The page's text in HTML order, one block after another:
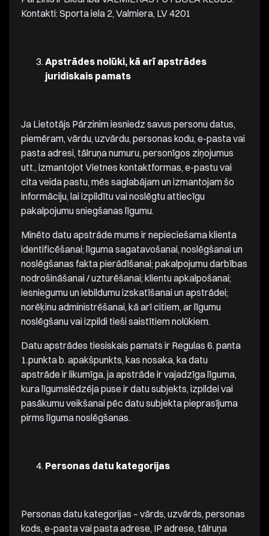
Kontakti: Sporta iela 2, Valmiera, LV 4201
Apstrādes nolūki, kā arī apstrādes
juridiskais pamats
Ja Lietotājs Pārzinim iesniedz savus personu datus,
piemēram, vārdu, uzvārdu, personas kodu, e-pasta vai
pasta adresi, tālruņa numuru, personīgos ziņojumus
utt., izmantojot Vietnes kontaktformas, e-pastu vai
cita veida pastu, mēs saglabājam un izmantojam šo
informāciju, lai izpildītu vai noslēgtu attiecīgu
pakalpojumu sniegšanas līgumu.
Minēto datu apstrāde mums ir nepieciešama klienta
identificēšanai; līguma sagatavošanai, noslēgšanai un
noslēgšanas fakta pierādīšanai; pakalpojumu darbības
nodrošināšanai / uzturēšanai; klientu apkalpošanai;
iesniegumu un iebildumu izskatīšanai un apstrādei;
norēķinu administrēšanai, kā arī citiem, ar līgumu
noslēgšanu vai izpildi tieši saistītiem nolūkiem.
Datu apstrādes tiesiskais pamats ir Regulas 6. panta
1.punkta b. apakšpunkts, kas nosaka, ka datu
apstrāde ir likumīga, ja apstrāde ir vajadzīga līguma,
kura līgumslēdzēja puse ir datu subjekts, izpildei vai
pasākumu veikšanai pēc datu subjekta pieprasījuma
pirms līguma noslēgšanas.
Personas datu kategorijas
Personas datu kategorijas – vārds, uzvārds, personas
kods, e-pasta vai pasta adrese, IP adrese, tālruņa